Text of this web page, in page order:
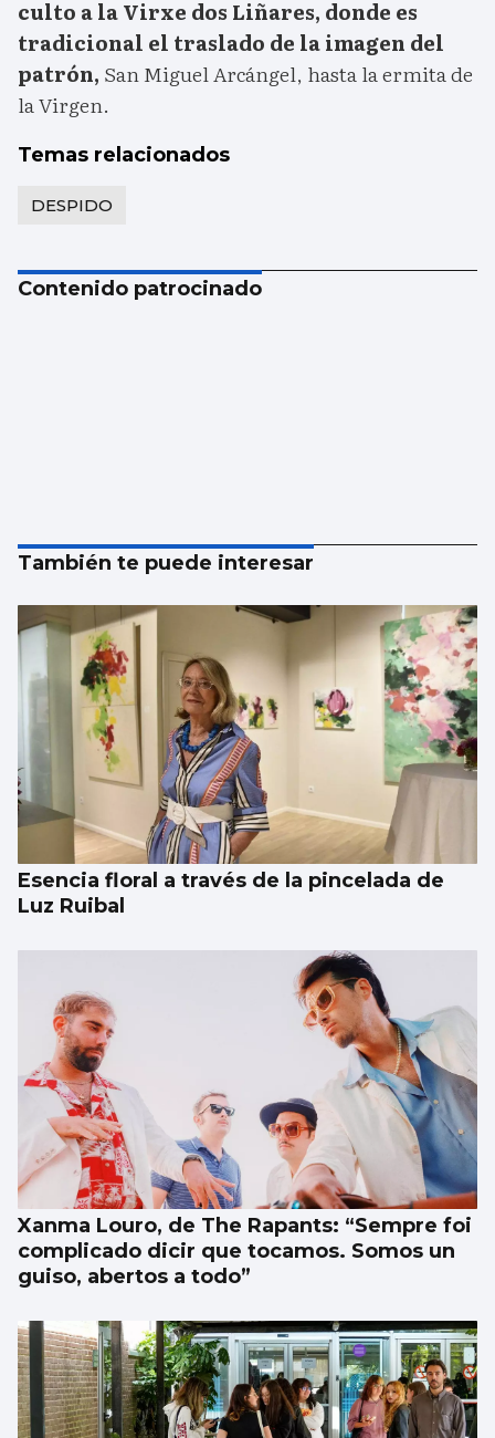
culto a la Virxe dos Liñares, donde es
tradicional el traslado de la imagen del
patrón, San Miguel Arcángel, hasta la ermita de
la Virgen.
Temas relacionados
DESPIDO
Contenido patrocinado
También te puede interesar
Esencia floral a través de la pincelada de
Luz Ruibal
Xanma Louro, de The Rapants: “Sempre foi
complicado dicir que tocamos. Somos un
guiso, abertos a todo”